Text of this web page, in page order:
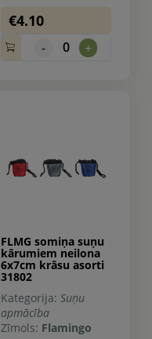
€4.10
- 0 +
FLMG somiņa suņu
kārumiem neilona
6x7cm krāsu asorti
31802
Kategorija: Suņu
apmācība
Zīmols: Flamingo